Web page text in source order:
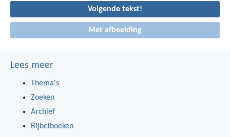
Volgende tekst!
Met afbeelding
Lees meer
Thema's
Zoeken
Archief
Bijbelboeken